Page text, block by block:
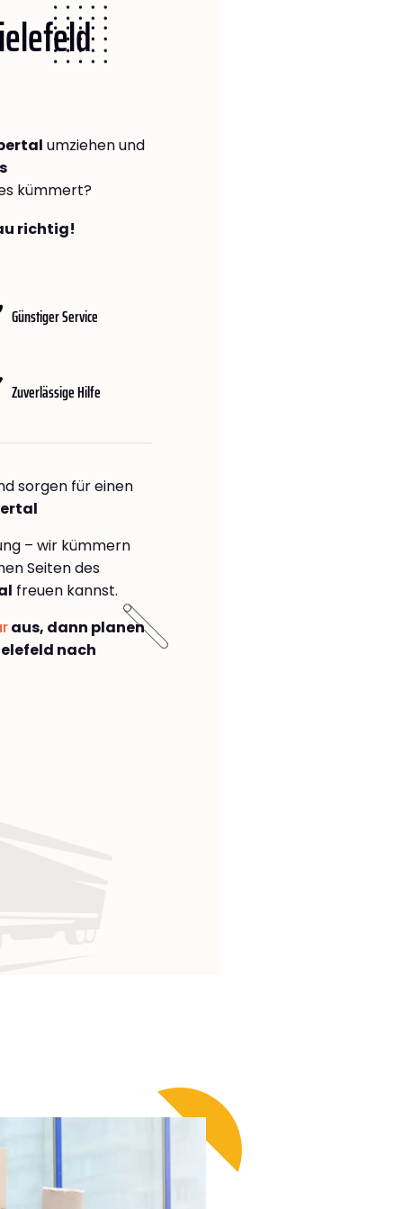
umziehen und
kümmert?
richtig!
Günstiger Service
Zuverlässige Hilfe
sorgen für einen
– wir kümmern
Seiten des
freuen kannst.
aus, dann planen
nach